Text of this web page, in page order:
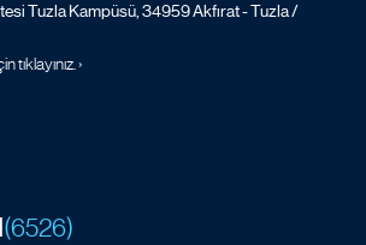
Tuzla Kampüsü, 34959 Akfırat - Tuzla /
tıklayınız. ›
(6526)